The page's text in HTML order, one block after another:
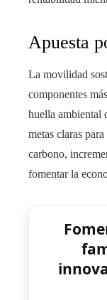
Apuesta
La movilidad
componentes
huella ambiental
metas claras
carbono,
fomentar la